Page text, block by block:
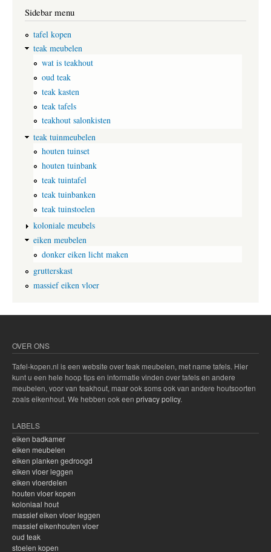
Sidebar menu
tafel kopen
teak meubelen
wat is teakhout
oud teak
teak kasten
teak tafels
teakhout salonkisten
teak tuinmeubelen
houten tuinset
houten tuinbank
teak tuintafel
teak tuinbanken
teak tuinstoelen
koloniale meubels
eiken meubelen
donker eiken licht maken
grutterskast
massief eiken vloer
OVER ONS
Tafel-kopen.nl is een website over teak meubelen, met name tafels. Hier
kunt u een hele hoop tips en informatie vinden over tafels en andere
meubelen, voor van teakhout, maar ook soms ook van andere houtsoorten
zoals eikenhout. We hebben ook een privacy policy.
LABELS
eiken badkamer
eiken meubelen
eiken planken gedroogd
eiken vloer leggen
eiken vloerdelen
houten vloer kopen
koloniaal hout
massief eiken vloer leggen
massief eikenhouten vloer
oud teak
stoelen kopen